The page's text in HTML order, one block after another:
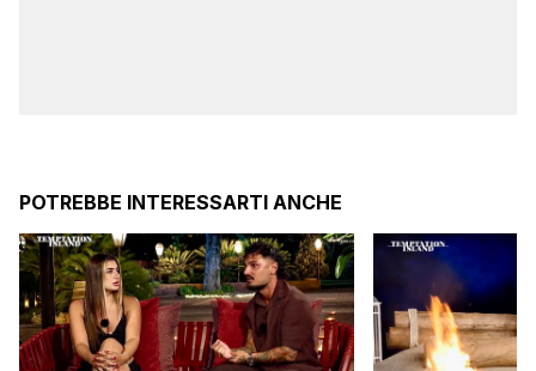
POTREBBE INTERESSARTI ANCHE